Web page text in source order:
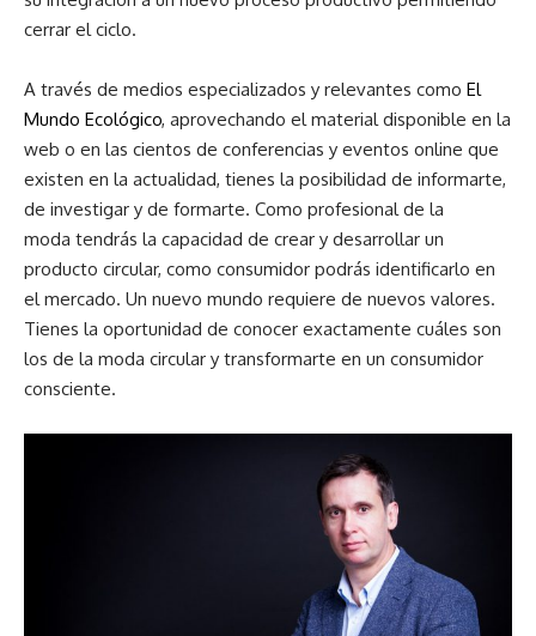
cerrar el ciclo.
A través de medios especializados y relevantes como El
Mundo Ecológico, aprovechando el material disponible en la
web o en las cientos de conferencias y eventos online que
existen en la actualidad, tienes la posibilidad de informarte,
de investigar y de formarte. Como profesional de la
moda tendrás la capacidad de crear y desarrollar un
producto circular, como consumidor podrás identificarlo en
el mercado. Un nuevo mundo requiere de nuevos valores.
Tienes la oportunidad de conocer exactamente cuáles son
los de la moda circular y transformarte en un consumidor
consciente.